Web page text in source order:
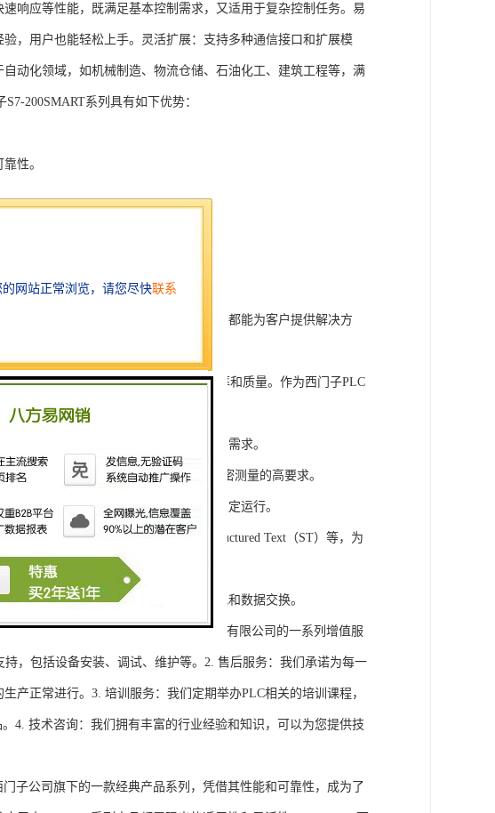
响应等性能，既满足基本控制需求，又适用于复杂控制任务。易
，用户也能轻松上手。灵活扩展：支持多种通信接口和扩展模
动化领域，如机械制造、物流仓储、石油化工、建筑工程等，满
200SMART系列具有如下优势：
性。
。
。
短项目周期。
咨询，还是进行技术开发和转让，我们都能为客户提供解决方
能的工控设备，旨在tisheng生产效率和质量。作为西门子PLC
置输入输出模块，满足不同规模工程的需求。
输入输出通道，可满足对于控制和精密测量的高要求。
度可靠性和稳定性，保证系统的长期稳定运行。
语言，如Ladder Diagram（LD）、Structured Text（ST）等，为
控设备无缝集成，实现设备之间的通讯和数据交换。
设备，还将获得浔之漫智控技术(上海)有限公司的一系列增值服
，包括设备安装、调试、维护等。2. 售后服务：我们承诺为每一
产正常进行。3. 培训服务：我们定期举办PLC相关的培训课程，
4. 技术咨询：我们拥有丰富的行业经验和知识，可以为您提供技
公司旗下的一款经典产品系列，凭借其性能和可靠性，成为了